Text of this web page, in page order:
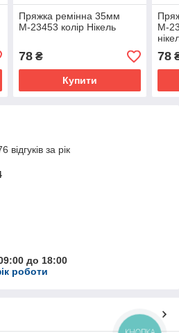
Пряжка ремінна 35мм
М-23453 колір Нікель
78₴
Купити
М-
78
за рік
до 18:00
роботи